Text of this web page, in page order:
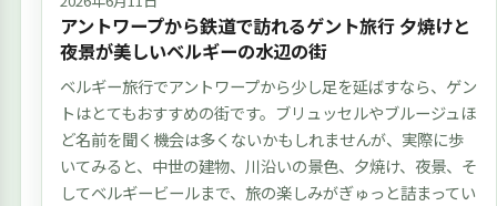
アントワープから鉄道で訪れるゲント旅行 夕焼けと
夜景が美しいベルギーの水辺の街
ベルギー旅行でアントワープから少し足を延ばすなら、ゲン
トはとてもおすすめの街です。ブリュッセルやブルージュほ
ど名前を聞く機会は多くないかもしれませんが、実際に歩
いてみると、中世の建物、川沿いの景色、夕焼け、夜景、そ
してベルギービールまで、旅の楽しみがぎゅっと詰まってい